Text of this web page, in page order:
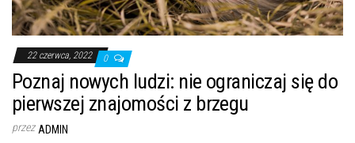
22 czerwca, 2022 0
Poznaj nowych ludzi: nie ograniczaj się do
pierwszej znajomości z brzegu
przez ADMIN